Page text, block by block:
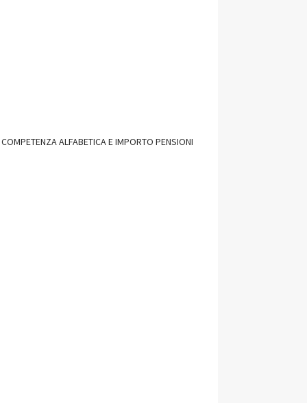
ALFABETICA E IMPORTO PENSIONI